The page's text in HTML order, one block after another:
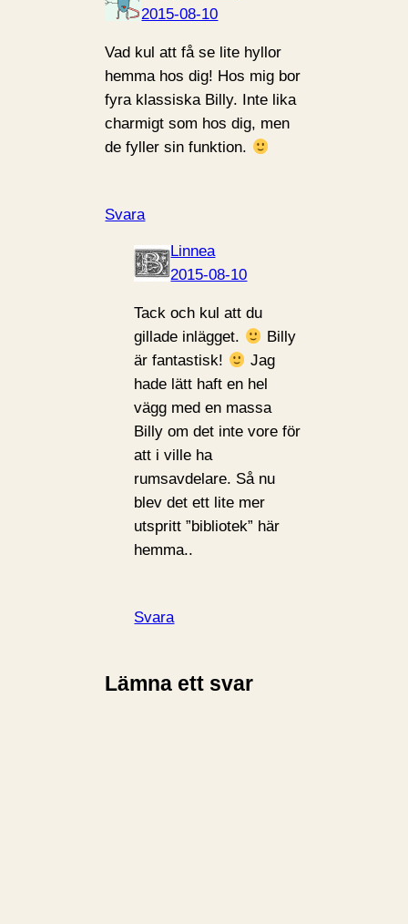
2015-08-10
Vad kul att få se lite hyllor
hemma hos dig! Hos mig bor
fyra klassiska Billy. Inte lika
charmigt som hos dig, men
de fyller sin funktion.
Svara
Linnea
2015-08-10
Tack och kul att du
gillade inlägget.
Billy
är fantastisk!
Jag
hade lätt haft en hel
vägg med en massa
Billy om det inte vore för
att i ville ha
rumsavdelare. Så nu
blev det ett lite mer
utspritt ”bibliotek” här
hemma..
Svara
Lämna ett svar